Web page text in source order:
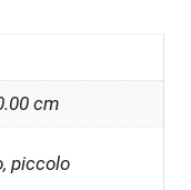
cm
piccolo